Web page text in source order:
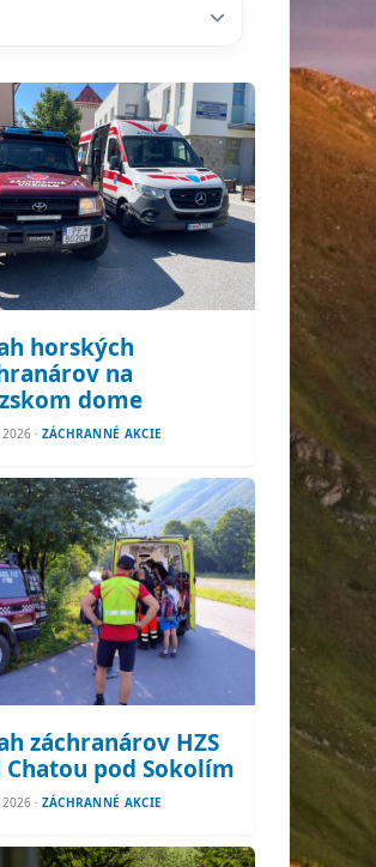
horských
na
dome
· ZÁCHRANNÉ AKCIE
záchranárov HZS
Chatou pod Sokolím
· ZÁCHRANNÉ AKCIE